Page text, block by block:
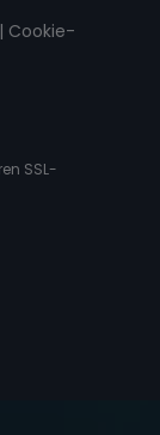
| Cookie-
SSL-